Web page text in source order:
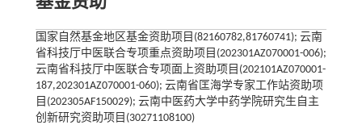
国家自然基金地区基金资助项目(82160782,81760741); 云南
省科技厅中医联合专项重点资助项目(202301AZ070001-006);
云南省科技厅中医联合专项面上资助项目(202101AZ070001-
187,202301AZ070001-060); 云南省匡海学专家工作站资助项
目(202305AF150029); 云南中医药大学中药学院研究生自主
创新研究资助项目(30271108100)